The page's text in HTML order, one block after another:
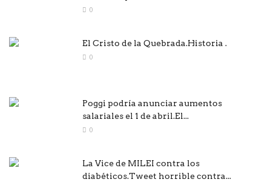
0
El Cristo de la Quebrada.Historia .
0
Poggi podría anunciar aumentos
salariales el 1 de abril.El...
0
La Vice de MILEI contra los
diabéticos.Tweet horrible contra...